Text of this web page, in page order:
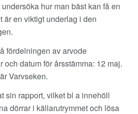
hur man bäst kan få en
är en viktigt underlag i den
fördelningen av arvode
och datum för årsstämma: 12 maj.
Varvseken.
sin rapport, vilket bl a innehöll
dörrar i källarutrymmet och lösa